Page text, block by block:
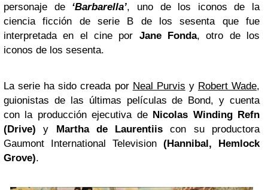
personaje de‘Barbarella’, uno de los iconos de la
ciencia ficción de serie B de los sesenta que fue
interpretada en el cine por Jane Fonda, otro de los
iconos de los sesenta.
La serie ha sido creada por Neal Purvis y Robert Wade,
guionistas de las últimas películas de Bond, y cuenta
con la producción ejecutiva de Nicolas Winding Refn
(Drive) y Martha de Laurentiis con su productora
Gaumont International Television (Hannibal, Hemlock
Grove).